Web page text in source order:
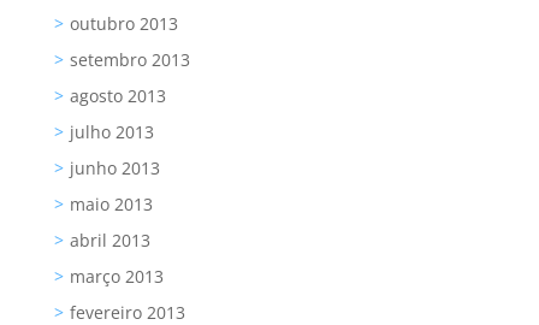
outubro 2013
setembro 2013
agosto 2013
julho 2013
junho 2013
maio 2013
abril 2013
março 2013
fevereiro 2013